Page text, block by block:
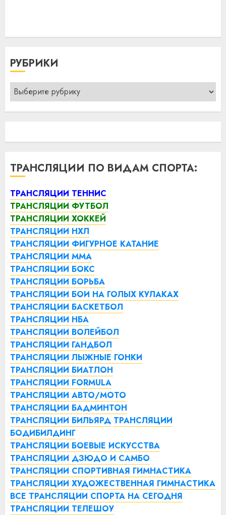
РУБРИКИ
Рубрики
ТРАНСЛЯЦИИ ПО ВИДАМ СПОРТА:
ТРАНСЛЯЦИИ ТЕННИС
ТРАНСЛЯЦИИ ФУТБОЛ
ТРАНСЛЯЦИИ ХОККЕЙ
ТРАНСЛЯЦИИ НХЛ
ТРАНСЛЯЦИИ ФИГУРНОЕ КАТАНИЕ
ТРАНСЛЯЦИИ ММА
ТРАНСЛЯЦИИ БОКС
ТРАНСЛЯЦИИ БОРЬБА
ТРАНСЛЯЦИИ БОИ НА ГОЛЫХ КУЛАКАХ
ТРАНСЛЯЦИИ БАСКЕТБОЛ
ТРАНСЛЯЦИИ НБА
ТРАНСЛЯЦИИ ВОЛЕЙБОЛ
ТРАНСЛЯЦИИ ГАНДБОЛ
ТРАНСЛЯЦИИ ЛЫЖНЫЕ ГОНКИ
ТРАНСЛЯЦИИ БИАТЛОН
ТРАНСЛЯЦИИ FORMULA
ТРАНСЛЯЦИИ АВТО/МОТО
ТРАНСЛЯЦИИ БАДМИНТОН
ТРАНСЛЯЦИИ БИЛЬЯРД ТРАНСЛЯЦИИ
БОДИБИЛДИНГ
ТРАНСЛЯЦИИ БОЕВЫЕ ИСКУССТВА
ТРАНСЛЯЦИИ ДЗЮДО И САМБО
ТРАНСЛЯЦИИ СПОРТИВНАЯ ГИМНАСТИКА
ТРАНСЛЯЦИИ ХУДОЖЕСТВЕННАЯ ГИМНАСТИКА
ВСЕ ТРАНСЛЯЦИИ СПОРТА НА СЕГОДНЯ
ТРАНСЛЯЦИИ ТЕЛЕШОУ